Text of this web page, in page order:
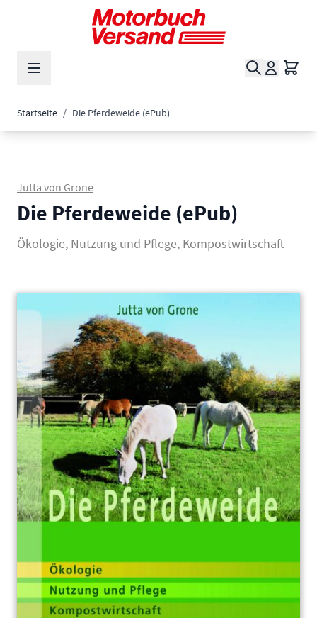
Zum Inhalt springen
Suche
Startseite / Die Pferdeweide (ePub)
Jutta von Grone
Die Pferdeweide (ePub)
Ökologie, Nutzung und Pflege, Kompostwirtschaft
Click to view image in fullscreen